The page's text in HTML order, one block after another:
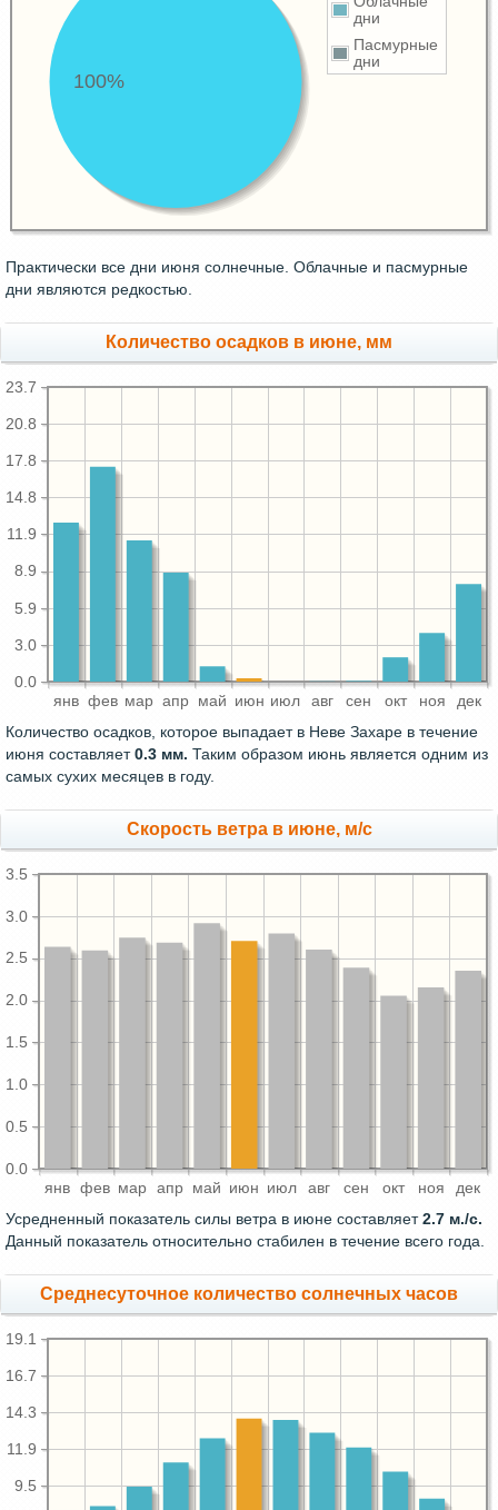
дни
Пасмурные
дни
100%
Практически все дни июня солнечные. Облачные и пасмурные
дни являются редкостью.
Количество осадков в июне, мм
янв фев мар апр май июн июл авг сен окт ноя дек
0.0
3.0
5.9
8.9
11.9
14.8
17.8
20.8
23.7
Количество осадков, которое выпадает в Неве Захаре в течение
июня составляет0.3 мм. Таким образом июнь является одним из
самых сухих месяцев в году.
Скорость ветра в июне, м/с
янв фев мар апр май июн июл авг сен окт ноя дек
0.0
0.5
1.0
1.5
2.0
2.5
3.0
3.5
Усредненный показатель силы ветра в июне составляет2.7 м./с.
Данный показатель относительно стабилен в течение всего года.
Среднесуточное количество солнечных часов
9.5
11.9
14.3
16.7
19.1